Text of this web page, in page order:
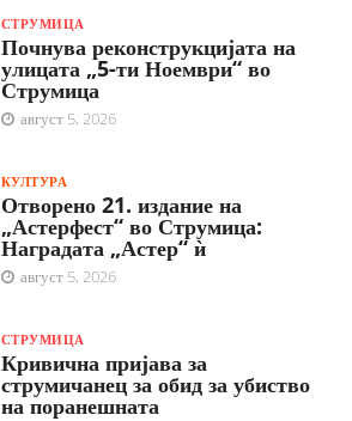
СТРУМИЦА
Почнува реконструкцијата на
улицата „5-ти Ноември“ во
Струмица
август 5, 2026
КУЛТУРА
Отворено 21. издание на
„Астерфест“ во Струмица:
Наградата „Астер“ ѝ
август 5, 2026
СТРУМИЦА
Кривична пријава за
струмичанец за обид за убиство
на поранешната